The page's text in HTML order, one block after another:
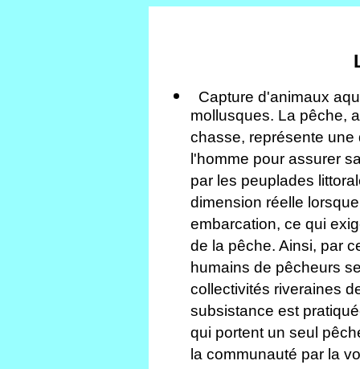
Capture d'animaux
mollusques. La pêche,
chasse, représente
l'homme pour assurer
par les peuplades
dimension réelle
embarcation, ce qui
de la pêche. Ainsi, par
humains de pêcheurs
collectivités riveraines
subsistance est
qui portent un seul
la communauté par la